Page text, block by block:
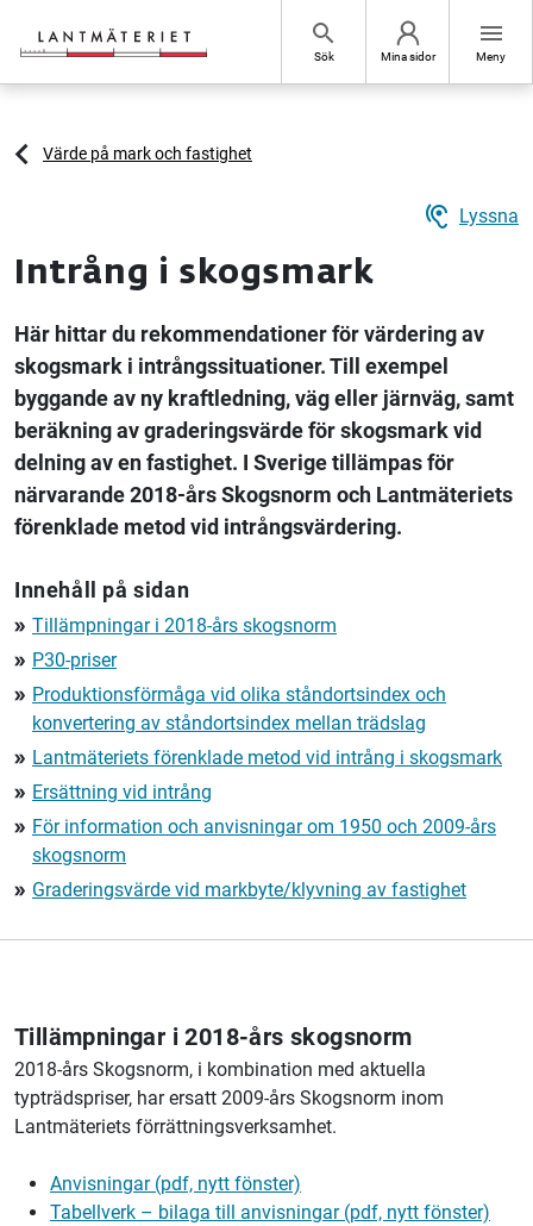
search
Sök Mina sidor
menu
Meny
Värde på mark och fastighet
hearing Lyssna
Intrång i skogsmark
Här hittar du rekommendationer för värdering av
skogsmark i intrångssituationer. Till exempel
byggande av ny kraftledning, väg eller järnväg, samt
beräkning av graderingsvärde för skogsmark vid
delning av en fastighet. I Sverige tillämpas för
närvarande 2018-års Skogsnorm och Lantmäteriets
förenklade metod vid intrångsvärdering.
Innehåll på sidan
double_arrow Tillämpningar i 2018-års skogsnorm
double_arrow P30-priser
double_arrow Produktionsförmåga vid olika ståndortsindex och
konvertering av ståndortsindex mellan trädslag
double_arrow Lantmäteriets förenklade metod vid intrång i skogsmark
double_arrow Ersättning vid intrång
double_arrow För information och anvisningar om 1950 och 2009-års
skogsnorm
double_arrow Graderingsvärde vid markbyte/klyvning av fastighet
Tillämpningar i 2018-års skogsnorm
2018-års Skogsnorm, i kombination med aktuella
typträdspriser, har ersatt 2009-års Skogsnorm inom
Lantmäteriets förrättningsverksamhet.
Anvisningar (pdf, nytt fönster)
Tabellverk – bilaga till anvisningar (pdf, nytt fönster)